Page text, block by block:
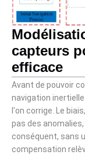
capteurs
efficace
Avant de pouvoir
navigation
l'on corrige. Le
pas des
conséquent, sans
compensation